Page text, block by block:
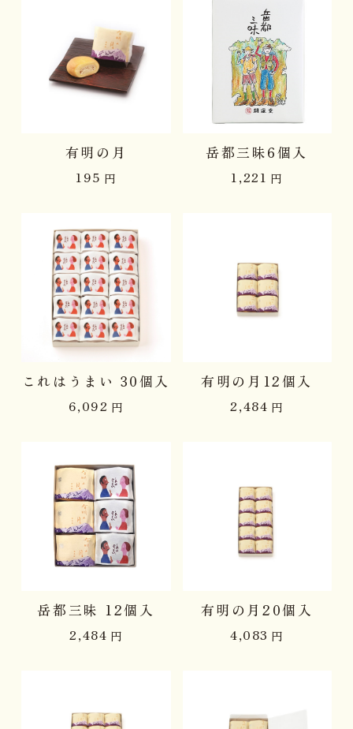
有明の月
195 円
岳都三昧6個入
1,221 円
これはうまい 30個入
6,092 円
有明の月12個入
2,484 円
岳都三昧 12個入
2,484 円
有明の月20個入
4,083 円